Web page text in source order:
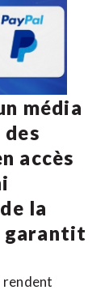
média
accès
la
garantit
rendent